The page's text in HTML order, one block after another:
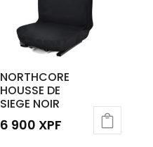
NORTHCORE
HOUSSE DE
SIEGE NOIR
6 900 XPF